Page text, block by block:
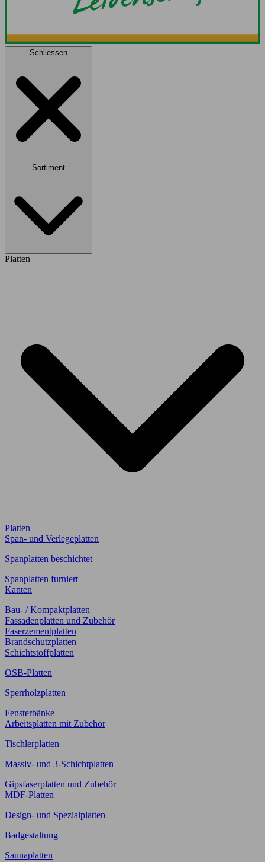
Schliessen
Sortiment
Platten
Platten
Span- und Verlegeplatten
Spanplatten beschichtet
Spanplatten furniert
Kanten
Bau- / Kompaktplatten
Fassadenplatten und Zubehör
Faserzementplatten
Brandschutzplatten
Schichtstoffplatten
OSB-Platten
Sperrholzplatten
Fensterbänke
Arbeitsplatten mit Zubehör
Tischlerplatten
Massiv- und 3-Schichtplatten
Gipsfaserplatten und Zubehör
MDF-Platten
Design- und Spezialplatten
Badgestaltung
Saunaplatten